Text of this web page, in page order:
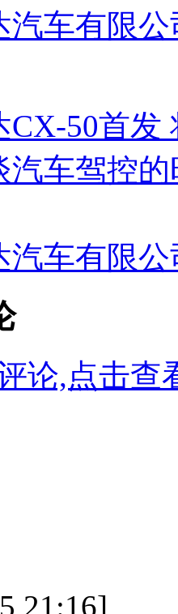
车有限
50首发
汽车驾控
汽车有限
论,点击查
21:16]